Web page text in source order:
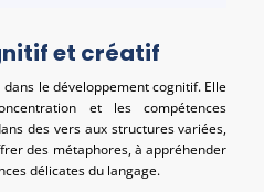
et créatif
le développement cognitif. Elle
et les compétences
des vers aux structures variées,
des métaphores, à appréhender
délicates du langage.